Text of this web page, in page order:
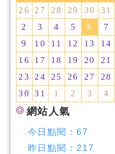
26 27 28 29 30 31
2
3 4 5 6 7
9
10 11 12 13 14
16
17 18 19 20 21
23
24 25 26 27 28
30
31 1 2 3 4
網站人氣
今日點閱：67
昨日點閱： 217